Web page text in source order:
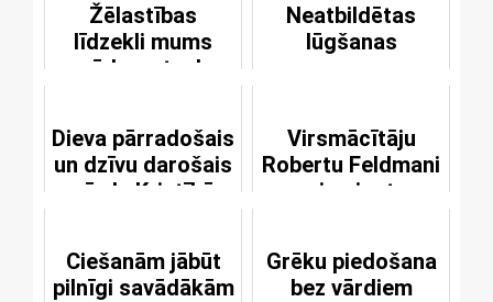
Žēlastības
līdzekli mums
norāda uz to, kur
Neatbildētas
lūgšanas
Dieva pārradošais
un dzīvu darošais
vārds Kristībā
Virsmācītāju
Robertu Feldmani
pieminot
Ciešanām jābūt
pilnīgi savādākām
Grēku piedošana
bez vārdiem